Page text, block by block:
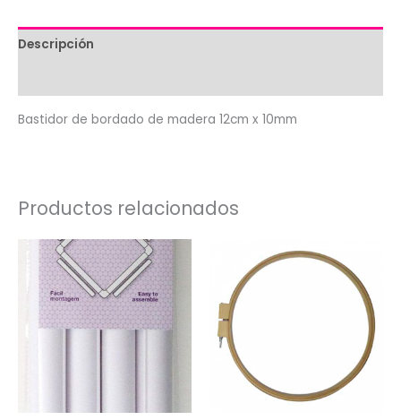
cantidad
Descripción
Bastidor de bordado de madera 12cm x 10mm
Productos relacionados